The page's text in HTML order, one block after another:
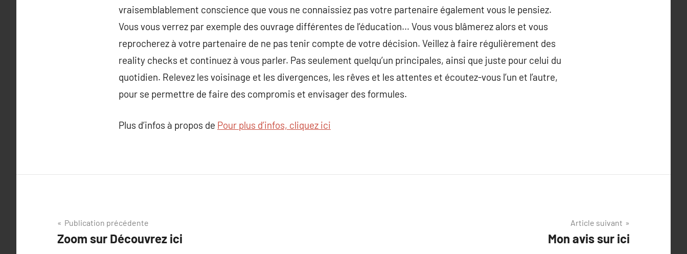
vraisemblablement conscience que vous ne connaissiez pas votre partenaire également vous le pensiez.
Vous vous verrez par exemple des ouvrage différentes de l’éducation… Vous vous blâmerez alors et vous
reprocherez à votre partenaire de ne pas tenir compte de votre décision. Veillez à faire régulièrement des
reality checks et continuez à vous parler. Pas seulement quelqu’un principales, ainsi que juste pour celui du
quotidien. Relevez les voisinage et les divergences, les rêves et les attentes et écoutez-vous l’un et l’autre,
pour se permettre de faire des compromis et envisager des formules.
Plus d’infos à propos de Pour plus d’infos, cliquez ici
Navigation
de
Publication précédente
Zoom sur Découvrez ici
Article suivant
Mon avis sur ici